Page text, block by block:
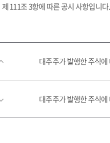
111조 3항에 따른 공시 사항입니다.
대주주가 발행한 주식
대주주가 발행한 주식